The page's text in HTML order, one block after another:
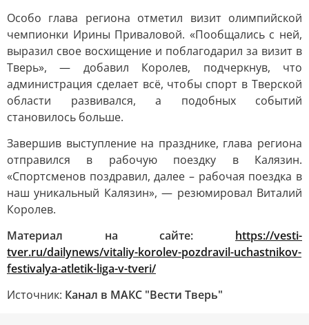
Особо глава региона отметил визит олимпийской
чемпионки Ирины Приваловой. «Пообщались с ней,
выразил свое восхищение и поблагодарил за визит в
Тверь», — добавил Королев, подчеркнув, что
администрация сделает всё, чтобы спорт в Тверской
области развивался, а подобных событий
становилось больше.
Завершив выступление на празднике, глава региона
отправился в рабочую поездку в Калязин.
«Спортсменов поздравил, далее – рабочая поездка в
наш уникальный Калязин», — резюмировал Виталий
Королев.
Материал на сайте:
https://vesti-
tver.ru/dailynews/vitaliy-korolev-pozdravil-uchastnikov-
festivalya-atletik-liga-v-tveri/
Источник: Канал в МАКС "Вести Тверь"